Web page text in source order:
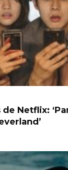
Netflix: